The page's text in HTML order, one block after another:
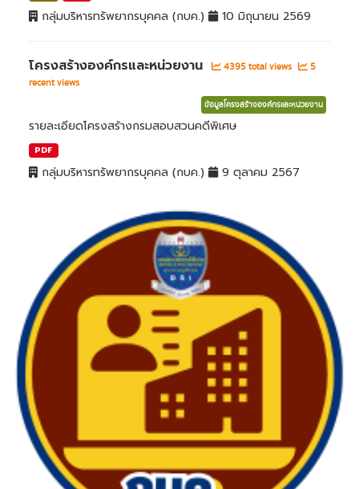
กลุ่มบริหารทรัพยากรบุคคล (กบค.) 10 มิถุนายน 2569
โครงสร้างองค์กรและหน่วยงาน 4395 total views
5
recent views
ข้อมูลโครงสร้างองค์กรและหน่วยงาน
รายละเอียดโครงสร้างกรมสอบสวนคดีพิเศษ
PDF
กลุ่มบริหารทรัพยากรบุคคล (กบค.) 9 ตุลาคม 2567